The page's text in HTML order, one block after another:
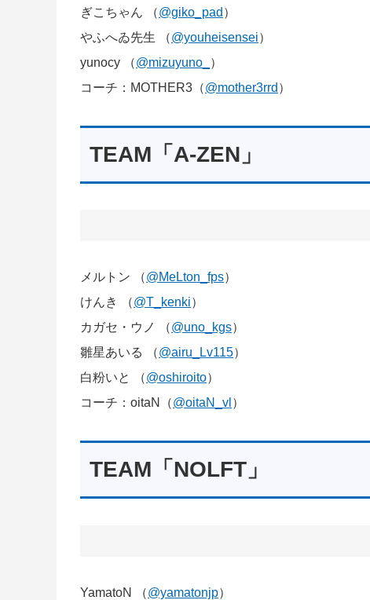
ぎこちゃん （@giko_pad）
やふへゐ先生 （@youheisensei）
yunocy （@mizuyuno_
）
コーチ：MOTHER3（@mother3rrd）
TEAM「A-ZEN」
メルトン （@MeLton_fps）
けんき （@T_kenki）
カガセ・ウノ （@uno_kgs）
雛星あいる （@airu_Lv115）
白粉いと （@oshiroito）
コーチ：oitaN（@oitaN_vl）
TEAM「NOLFT」
YamatoN （@yamatonjp）